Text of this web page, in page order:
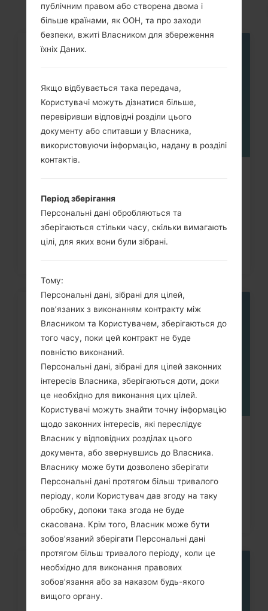
LG G3, G4, G5, G7 та...
ТРАВ.
Як скинути до заводських
налаштувань за допомогою коду...
публічним правом або створена двома і
більше країнами, як ООН, та про заходи
безпеки, вжиті Власником для збереження
їхніх Даних.
Якщо відбувається така передача,
Користувачі можуть дізнатися більше,
перевіривши відповідні розділи цього
документу або спитавши у Власника,
використовуючи інформацію, надану в розділі
контактів.
Період зберігання
Персональні дані обробляються та
зберігаються стільки часу, скільки вимагають
цілі, для яких вони були зібрані.
Тому:
Персональні дані, зібрані для цілей,
пов’язаних з виконанням контракту між
Власником та Користувачем, зберігаються до
того часу, поки цей контракт не буде
повністю виконаний.
Персональні дані, зібрані для цілей законних
інтересів Власника, зберігаються доти, доки
це необхідно для виконання цих цілей.
Користувачі можуть знайти точну інформацію
щодо законних інтересів, які переслідує
Власник у відповідних розділах цього
документа, або звернувшись до Власника.
Власнику може бути дозволено зберігати
Персональні дані протягом більш тривалого
періоду, коли Користувач дав згоду на таку
обробку, допоки така згода не буде
скасована. Крім того, Власник може бути
зобов’язаний зберігати Персональні дані
протягом більш тривалого періоду, коли це
необхідно для виконання правових
зобов’язання або за наказом будь-якого
вищого органу.